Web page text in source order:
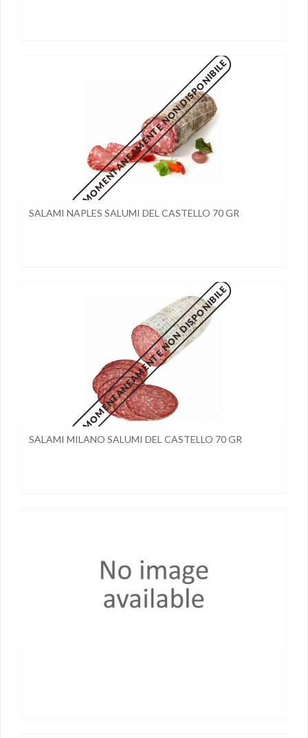
MOMENTANEAMENTE NON DISPONIBILE
SALAMI NAPLES SALUMI DEL CASTELLO 70 GR
MOMENTANEAMENTE NON DISPONIBILE
SALAMI MILANO SALUMI DEL CASTELLO 70 GR